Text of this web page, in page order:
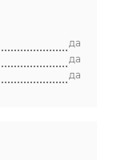
да
да
да